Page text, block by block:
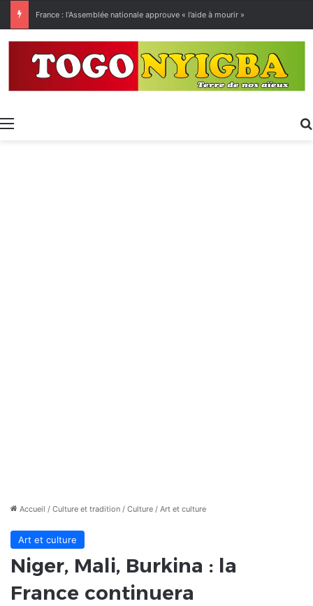
Menu
Accueil / Culture et tradition / Culture / Art et culture
Art et culture
Niger, Mali, Burkina : la
France continuera